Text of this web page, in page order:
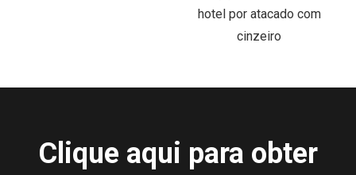
hotel por atacado com
cinzeiro
Clique aqui para obter